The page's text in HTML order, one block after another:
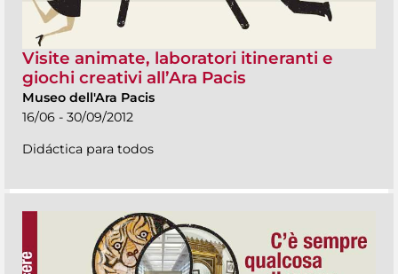
Visite animate, laboratori itineranti e
giochi creativi all’Ara Pacis
Museo dell'Ara Pacis
16/06 - 30/09/2012
Didáctica para todos